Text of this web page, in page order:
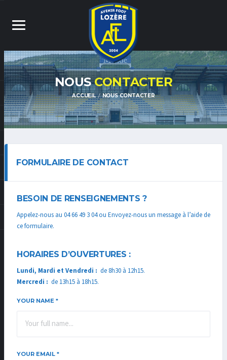
NOUSCONTACTER
ACCUEIL NOUS CONTACTER
FORMULAIRE DE CONTACT
BESOIN DE RENSEIGNEMENTS ?
Appelez-nous au 04 66 49 3 04 ou Envoyez-nous un message à l’aide de
ce formulaire.
HORAIRES D’OUVERTURES :
Lundi, Mardi et Vendredi : de 8h30 à 12h15.
Mercredi : de 13h15 à 18h15.
YOUR NAME *
YOUR EMAIL *